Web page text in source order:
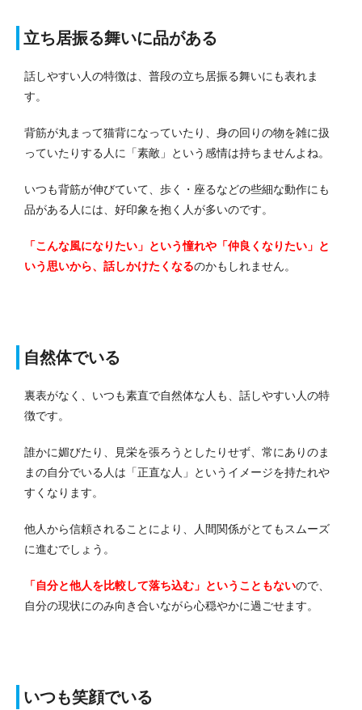
立ち居振る舞いに品がある
話しやすい人の特徴は、普段の立ち居振る舞いにも表れま
す。
背筋が丸まって猫背になっていたり、身の回りの物を雑に扱
っていたりする人に「素敵」という感情は持ちませんよね。
いつも背筋が伸びていて、歩く・座るなどの些細な動作にも
品がある人には、好印象を抱く人が多いのです。
「こんな風になりたい」という憧れや「仲良くなりたい」と
いう思いから、話しかけたくなるのかもしれません。
自然体でいる
裏表がなく、いつも素直で自然体な人も、話しやすい人の特
徴です。
誰かに媚びたり、見栄を張ろうとしたりせず、常にありのま
まの自分でいる人は「正直な人」というイメージを持たれや
すくなります。
他人から信頼されることにより、人間関係がとてもスムーズ
に進むでしょう。
「自分と他人を比較して落ち込む」ということもないので、
自分の現状にのみ向き合いながら心穏やかに過ごせます。
いつも笑顔でいる